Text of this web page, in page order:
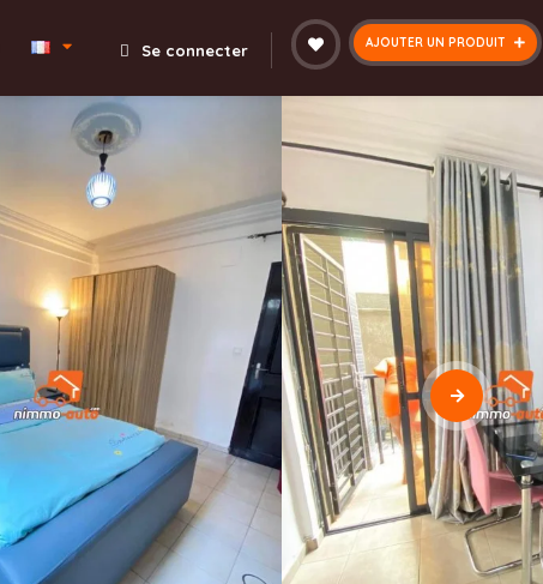
AJOUTER UN PRODUIT
Se connecter